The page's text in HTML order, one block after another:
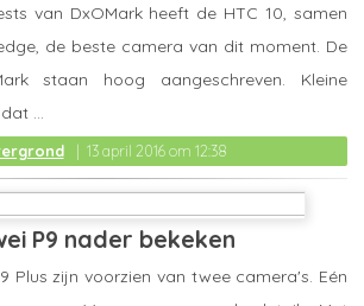
13 april 2016 om 12:38
van DxOMark heeft de HTC 10, samen
de beste camera van dit moment. De
staan hoog aangeschreven. Kleine
...
P9 nader bekeken
Plus zijn voorzien van twee camera's. Eén